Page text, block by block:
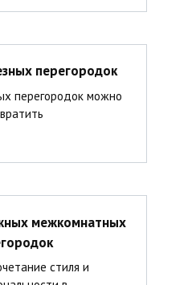
перегородок
перегородок можно
межкомнатных
стиля и